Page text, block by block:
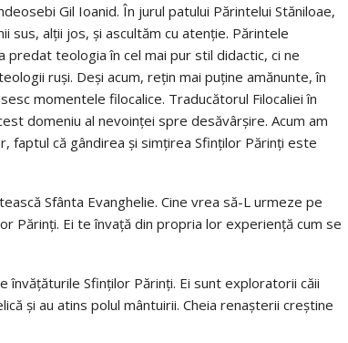
Gil Ioanid. În jurul patului Părintelui Stăniloae,
sus, alţii jos, şi ascultăm cu atenţie. Părintele
predat teologia în cel mai pur stil didactic, ci ne
ruşi. Deşi acum, reţin mai puţine amănunte, în
momentele filocalice. Traducătorul Filocaliei în
domeniu al nevoinţei spre desăvârşire. Acum am
faptul că gândirea şi simţirea Sfinţilor Părinţi este
Sfânta Evanghelie. Cine vrea să-L urmeze pe
Părinţi. Ei te învaţă din propria lor experienţă cum se
învăţăturile Sfinţilor Părinţi. Ei sunt exploratorii căii
şi au atins polul mântuirii. Cheia renaşterii creştine